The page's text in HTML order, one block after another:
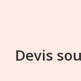
Devis